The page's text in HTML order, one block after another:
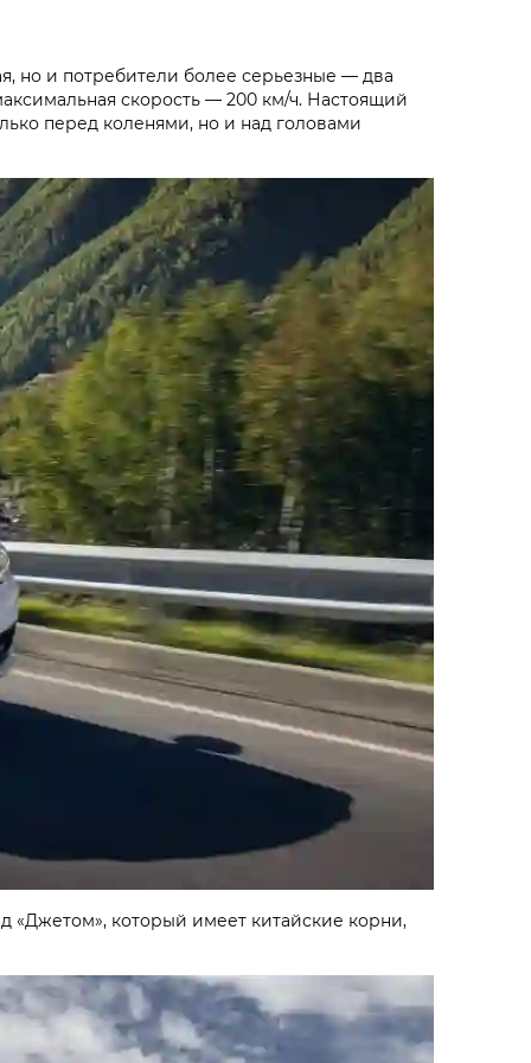
но и потребители более серьезные — два
скорость — 200 км/ч. Настоящий
перед коленями, но и над головами
«Джетом», который имеет китайские корни,